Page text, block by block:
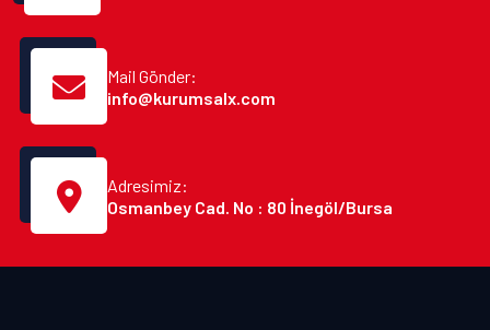
Mail Gönder:
info@kurumsalx.com
Adresimiz:
Osmanbey Cad. No : 80 İnegöl/Bursa